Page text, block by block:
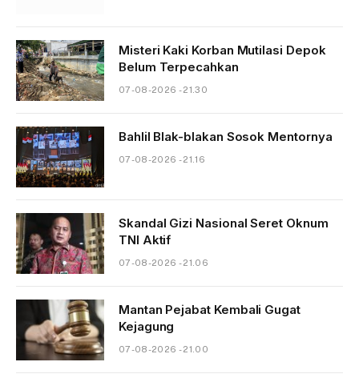
Misteri Kaki Korban Mutilasi Depok
Belum Terpecahkan
07-08-2026 - 21.30
Bahlil Blak-blakan Sosok Mentornya
07-08-2026 - 21.16
Skandal Gizi Nasional Seret Oknum
TNI Aktif
07-08-2026 - 21.06
Mantan Pejabat Kembali Gugat
Kejagung
07-08-2026 - 21.00